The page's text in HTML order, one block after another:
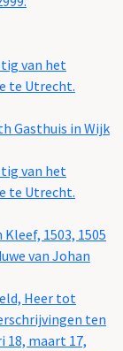
van het
te Utrecht.
Gasthuis in Wijk
van het
te Utrecht.
1503, 1505
van Johan
Heer tot
ten
18, maart 17,